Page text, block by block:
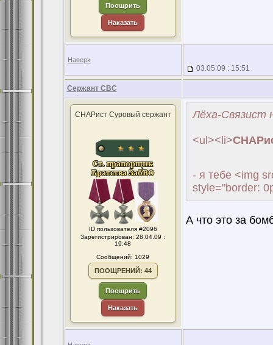
Поощрить
Наказать
Наверх
03.05.09 : 15:51
Сержант СВС
СНАРист Суровый сержант
ID пользователя #2096
Зарегистрирован: 28.04.09 :
19:48
Сообщений: 1029
ПООЩРЕНИЙ: 44
Поощрить
Наказать
Лёха-Связист
<ul><li>
- я тебе <img
style="border:
А что это за